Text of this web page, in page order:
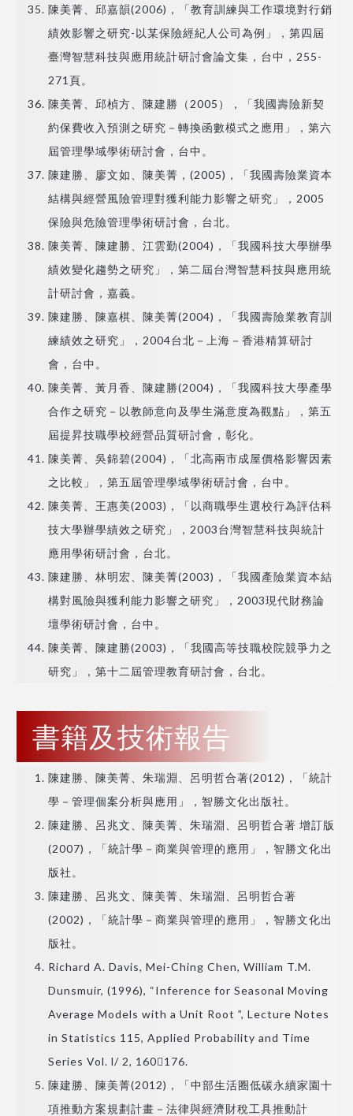
陳美菁、邱嘉韻(2006)，「教育訓練與工作環境對行銷
績效影響之研究-以某保險經紀人公司為例」，第四屆
臺灣智慧科技與應用統計研討會論文集，台中，255-
271頁。
陳美菁、邱楨方、陳建勝（2005），「我國壽險新契
約保費收入預測之研究－轉換函數模式之應用」，第六
屆管理學域學術研討會，台中。
陳建勝、廖文如、陳美菁，(2005)，「我國壽險業資本
結構與經營風險管理對獲利能力影響之研究」，2005
保險與危險管理學術研討會，台北。
陳美菁、陳建勝、江雲勤(2004)，「我國科技大學辦學
績效變化趨勢之研究」，第二屆台灣智慧科技與應用統
計研討會，嘉義。
陳建勝、陳嘉棋、陳美菁(2004)，「我國壽險業教育訓
練績效之研究」，2004台北－上海－香港精算研討
會，台中。
陳美菁、黃月香、陳建勝(2004)，「我國科技大學產學
合作之研究－以教師意向及學生滿意度為觀點」，第五
屆提昇技職學校經營品質研討會，彰化。
陳美菁、吳錦碧(2004)，「北高兩市成屋價格影響因素
之比較」，第五屆管理學域學術研討會，台中。
陳美菁、王惠美(2003)，「以商職學生選校行為評估科
技大學辦學績效之研究」，2003台灣智慧科技與統計
應用學術研討會，台北。
陳建勝、林明宏、陳美菁(2003)，「我國產險業資本結
構對風險與獲利能力影響之研究」，2003現代財務論
壇學術研討會，台中。
陳美菁、陳建勝(2003)，「我國高等技職校院競爭力之
研究」，第十二屆管理教育研討會，台北。
書籍及技術報告
陳建勝、陳美菁、朱瑞淵、呂明哲合著(2012)，「統計
學－管理個案分析與應用」，智勝文化出版社。
陳建勝、呂兆文、陳美菁、朱瑞淵、呂明哲合著 增訂版
(2007)，「統計學－商業與管理的應用」，智勝文化出
版社。
陳建勝、呂兆文、陳美菁、朱瑞淵、呂明哲合著
(2002)，「統計學－商業與管理的應用」，智勝文化出
版社。
Richard A. Davis, Mei-Ching Chen, William T.M.
Dunsmuir, (1996), “Inference for Seasonal Moving
Average Models with a Unit Root ”, Lecture Notes
in Statistics 115, Applied Probability and Time
Series Vol. l/ 2, 160176.
陳建勝、陳美菁(2012)，「中部生活圈低碳永續家園十
項推動方案規劃計畫－法律與經濟財稅工具推動計